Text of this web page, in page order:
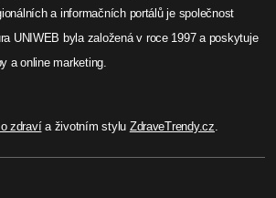
Nový
vás vezme do